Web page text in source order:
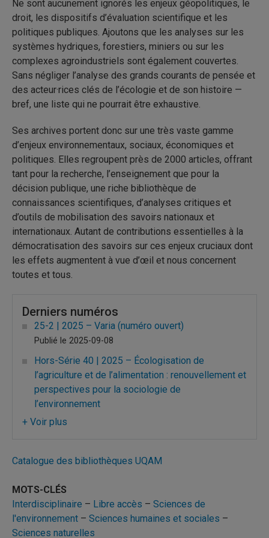
Ne sont aucunement ignorés les enjeux géopolitiques, le
droit, les dispositifs d’évaluation scientifique et les
politiques publiques. Ajoutons que les analyses sur les
systèmes hydriques, forestiers, miniers ou sur les
complexes agroindustriels sont également couvertes.
Sans négliger l’analyse des grands courants de pensée et
des acteur·rices clés de l’écologie et de son histoire —
bref, une liste qui ne pourrait être exhaustive.
Ses archives portent donc sur une très vaste gamme
d’enjeux environnementaux, sociaux, économiques et
politiques. Elles regroupent près de 2000 articles, offrant
tant pour la recherche, l’enseignement que pour la
décision publique, une riche bibliothèque de
connaissances scientifiques, d’analyses critiques et
d’outils de mobilisation des savoirs nationaux et
internationaux. Autant de contributions essentielles à la
démocratisation des savoirs sur ces enjeux cruciaux dont
les effets augmentent à vue d’œil et nous concernent
toutes et tous.
Derniers numéros
25-2 | 2025 – Varia (numéro ouvert)
Publié le 2025-09-08
Hors-Série 40 | 2025 – Écologisation de
l’agriculture et de l’alimentation : renouvellement et
perspectives pour la sociologie de
l’environnement
Publié le 2025-07-01
antinomiques ?
Publié le 2025-03-03
Hors-Série 39 | 2024 – Sobriété énergétique,
entre choix et contrainte
Publié le 2024-12-10
Catalogue des bibliothèques UQAM
MOTS-CLÉS
Interdisciplinaire – Libre accès – Sciences de
l'environnement – Sciences humaines et sociales –
Sciences naturelles